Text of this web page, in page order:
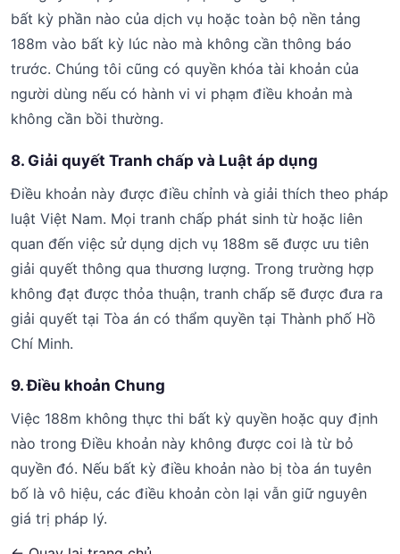
bất kỳ phần nào của dịch vụ hoặc toàn bộ nền tảng
188m vào bất kỳ lúc nào mà không cần thông báo
trước. Chúng tôi cũng có quyền khóa tài khoản của
người dùng nếu có hành vi vi phạm điều khoản mà
không cần bồi thường.
8. Giải quyết Tranh chấp và Luật áp dụng
Điều khoản này được điều chỉnh và giải thích theo pháp
luật Việt Nam. Mọi tranh chấp phát sinh từ hoặc liên
quan đến việc sử dụng dịch vụ 188m sẽ được ưu tiên
giải quyết thông qua thương lượng. Trong trường hợp
không đạt được thỏa thuận, tranh chấp sẽ được đưa ra
giải quyết tại Tòa án có thẩm quyền tại Thành phố Hồ
Chí Minh.
9. Điều khoản Chung
Việc 188m không thực thi bất kỳ quyền hoặc quy định
nào trong Điều khoản này không được coi là từ bỏ
quyền đó. Nếu bất kỳ điều khoản nào bị tòa án tuyên
bố là vô hiệu, các điều khoản còn lại vẫn giữ nguyên
giá trị pháp lý.